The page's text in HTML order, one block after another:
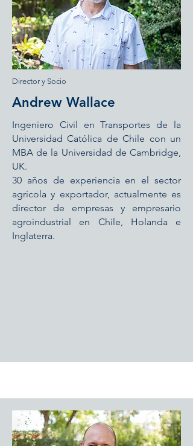
Director y Socio
Andrew Wallace
Ingeniero Civil en Transportes de la
Universidad Católica de Chile con un
MBA de la Universidad de Cambridge,
UK.
30 años de experiencia en el sector
agrícola y exportador, actualmente es
director de empresas y empresario
agroindustrial en Chile, Holanda e
Inglaterra.